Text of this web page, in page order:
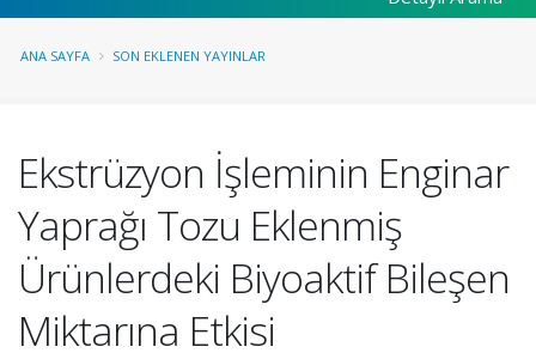
ANA SAYFA SON EKLENEN YAYINLAR
Ekstrüzyon İşleminin Enginar
Yaprağı Tozu Eklenmiş
Ürünlerdeki Biyoaktif Bileşen
Miktarına Etkisi